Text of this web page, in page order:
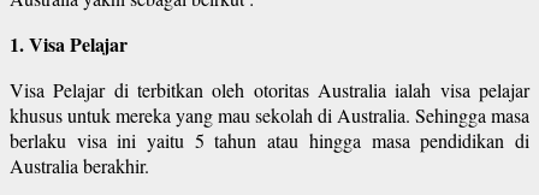
1. Visa Pelajar
Visa Pelajar di terbitkan oleh otoritas Australia ialah visa pelajar
khusus untuk mereka yang mau sekolah di Australia. Sehingga masa
berlaku visa ini yaitu 5 tahun atau hingga masa pendidikan di
Australia berakhir.